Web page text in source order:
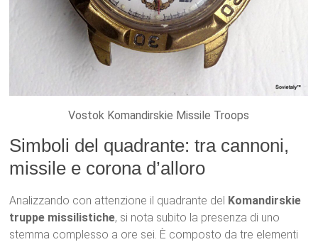
Vostok Komandirskie Missile Troops
Simboli del quadrante: tra cannoni,
missile e corona d’alloro
Analizzando con attenzione il quadrante del Komandirskie
truppe missilistiche, si nota subito la presenza di uno
stemma complesso a ore sei. È composto da tre elementi